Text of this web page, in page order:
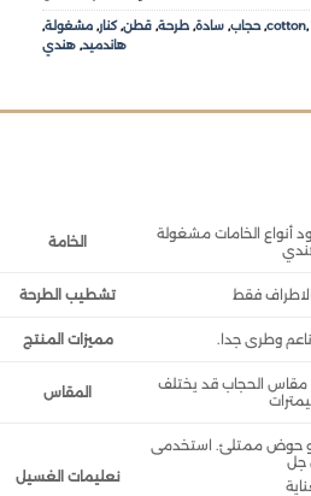
,حجاب,سادة,طرحة,قطن,كنار,مشغولة,
هاندميد,هندي
الخامات مشغولة
الخامة
فقط تشطيب الطرحة
وطرى جدا. مميزات المنتج
أن مقاس الحجاب قد يختلف
المقاس
حوض ممتلئ. استخدمى
نعليمات الغسيل